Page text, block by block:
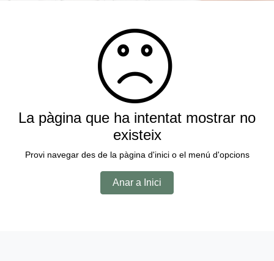
La pàgina que ha intentat mostrar no
existeix
Provi navegar des de la pàgina d'inici o el menú d'opcions
Anar a Inici